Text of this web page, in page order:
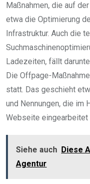
Maßnahmen, die auf
etwa die Optimierung
Infrastruktur. Auch die
Ladezeiten, fällt
Die Offpage-
statt. Das geschieht
und Nennungen, die im
Webseite eingearbeitet
Siehe auch Diese
Agentur